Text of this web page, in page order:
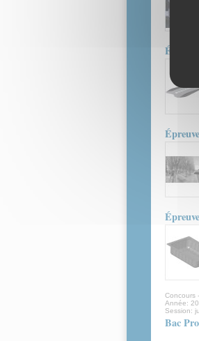
Concours
Année:
Session:
Bac